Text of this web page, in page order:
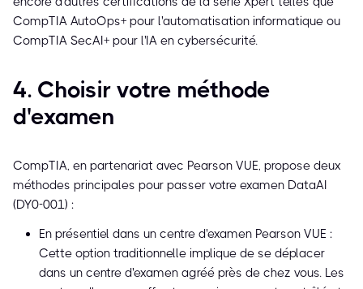
CompTIA AutoOps+ pour l'automatisation informatique ou
CompTIA SecAI+ pour l'IA en cybersécurité.
4. Choisir votre méthode
d'examen
CompTIA, en partenariat avec Pearson VUE, propose deux
méthodes principales pour passer votre examen DataAI
(DY0-001) :
En présentiel dans un centre d'examen Pearson VUE :
Cette option traditionnelle implique de se déplacer
dans un centre d'examen agréé près de chez vous. Les